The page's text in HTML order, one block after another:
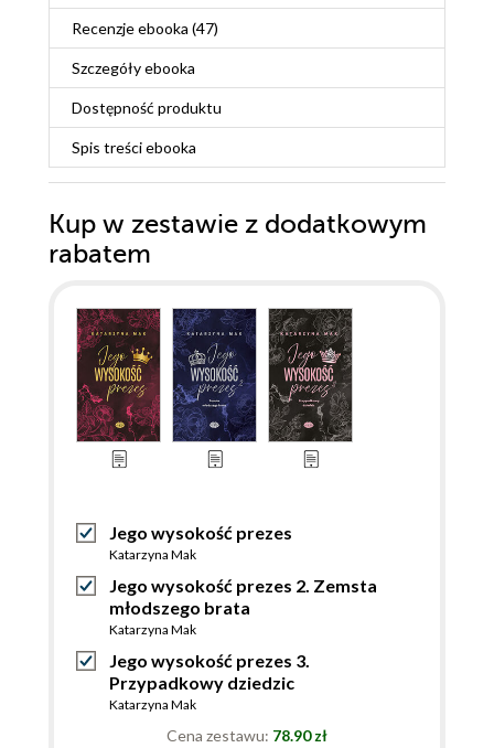
Recenzjeebooka (47)
Szczegółyebooka
Dostępność produktu
Spis treściebooka
Kup w zestawie z dodatkowym
rabatem
Jego wysokość prezes
Katarzyna Mak
Jego wysokość prezes 2. Zemsta
młodszego brata
Katarzyna Mak
Jego wysokość prezes 3.
Przypadkowy dziedzic
Katarzyna Mak
Cena zestawu: 78.90 zł